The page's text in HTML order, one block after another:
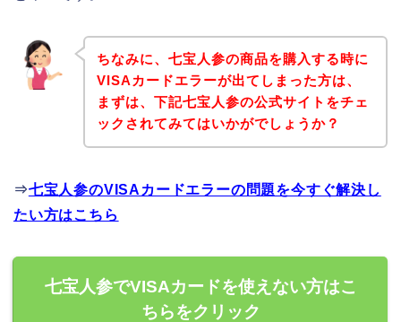
ちなみに、七宝人参の商品を購入する時に
VISAカードエラーが出てしまった方は、
まずは、下記七宝人参の公式サイトをチェ
ックされてみてはいかがでしょうか？
⇒七宝人参のVISAカードエラーの問題を今すぐ解決し
たい方はこちら
七宝人参でVISAカードを使えない方はこ
ちらをクリック